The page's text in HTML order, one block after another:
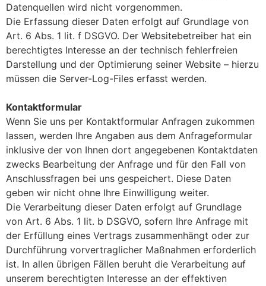
Datenquellen wird nicht vorgenommen.
Die Erfassung dieser Daten erfolgt auf Grundlage von
Art. 6 Abs. 1 lit. f DSGVO. Der Websitebetreiber hat ein
berechtigtes Interesse an der technisch fehlerfreien
Darstellung und der Optimierung seiner Website – hierzu
müssen die Server-Log-Files erfasst werden.
Kontaktformular
Wenn Sie uns per Kontaktformular Anfragen zukommen
lassen, werden Ihre Angaben aus dem Anfrageformular
inklusive der von Ihnen dort angegebenen Kontaktdaten
zwecks Bearbeitung der Anfrage und für den Fall von
Anschlussfragen bei uns gespeichert. Diese Daten
geben wir nicht ohne Ihre Einwilligung weiter.
Die Verarbeitung dieser Daten erfolgt auf Grundlage
von Art. 6 Abs. 1 lit. b DSGVO, sofern Ihre Anfrage mit
der Erfüllung eines Vertrags zusammenhängt oder zur
Durchführung vorvertraglicher Maßnahmen erforderlich
ist. In allen übrigen Fällen beruht die Verarbeitung auf
unserem berechtigten Interesse an der effektiven